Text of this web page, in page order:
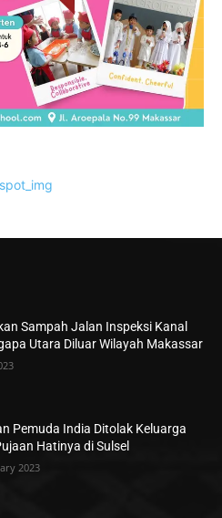
Sampah Jalan Inspeksi Kanal
Utara Diluar Wilayah Makassar
Pemuda India Ditolak Keluarga
Hatinya di Sulsel
2023